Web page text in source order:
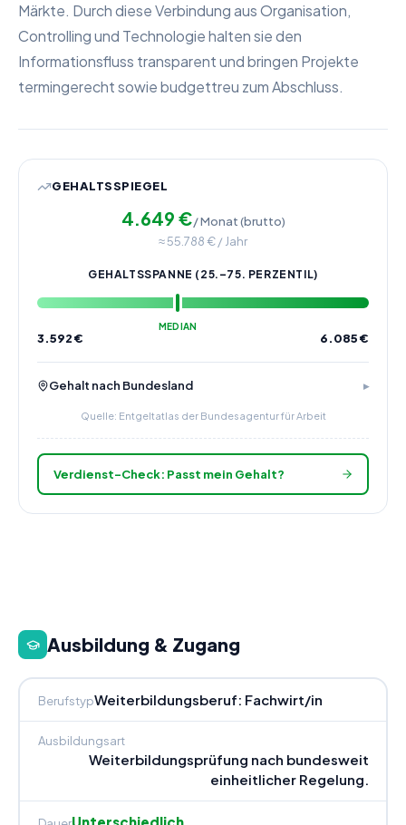
Märkte. Durch diese Verbindung aus Organisation,
Controlling und Technologie halten sie den
Informationsfluss transparent und bringen Projekte
termingerecht sowie budgettreu zum Abschluss.
GEHALTSSPIEGEL
4.649 €/ Monat (brutto)
≈55.788€ / Jahr
GEHALTSSPANNE (25.–75. PERZENTIL)
MEDIAN
3.592€ 6.085€
Gehalt nach Bundesland
Quelle: Entgeltatlas der Bundesagentur für Arbeit
Verdienst-Check: Passt mein Gehalt?
Ausbildung & Zugang
BerufstypWeiterbildungsberuf: Fachwirt/in
Ausbildungsart
Weiterbildungsprüfung nach bundesweit
einheitlicher Regelung.
Unterschiedlich